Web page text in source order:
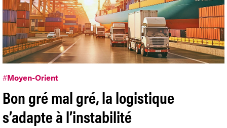
#Moyen-Orient
Bon gré mal gré, la logistique
s’adapte à l’instabilité